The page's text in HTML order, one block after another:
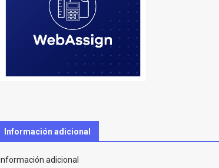
Información adicional
Información adicional